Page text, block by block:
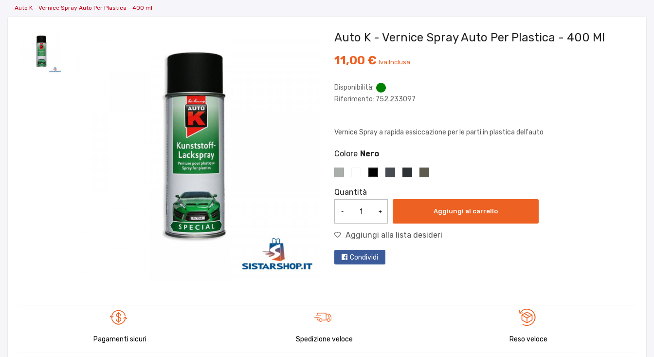
Auto K - Vernice Spray Auto Per Plastica - 400 ml
Auto K - Vernice Spray Auto Per Plastica - 400 Ml
11,00 € Iva Inclusa
Disponibilità:
Riferimento: 752.233097
Vernice Spray a rapida essiccazione per le parti in plastica dell'auto
Colore
Quantità
- + Aggiungi al carrello
Aggiungi alla lista desideri
Condividi
Pagamenti sicuri Spedizione veloce Reso veloce